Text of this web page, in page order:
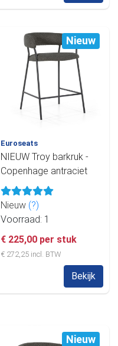
Nieuw
Euroseats
NIEUW Troy barkruk -
Copenhage antraciet
Nieuw (?)
Voorraad: 1
€ 225,00 per stuk
€ 272,25 incl. BTW
Bekijk
Nieuw